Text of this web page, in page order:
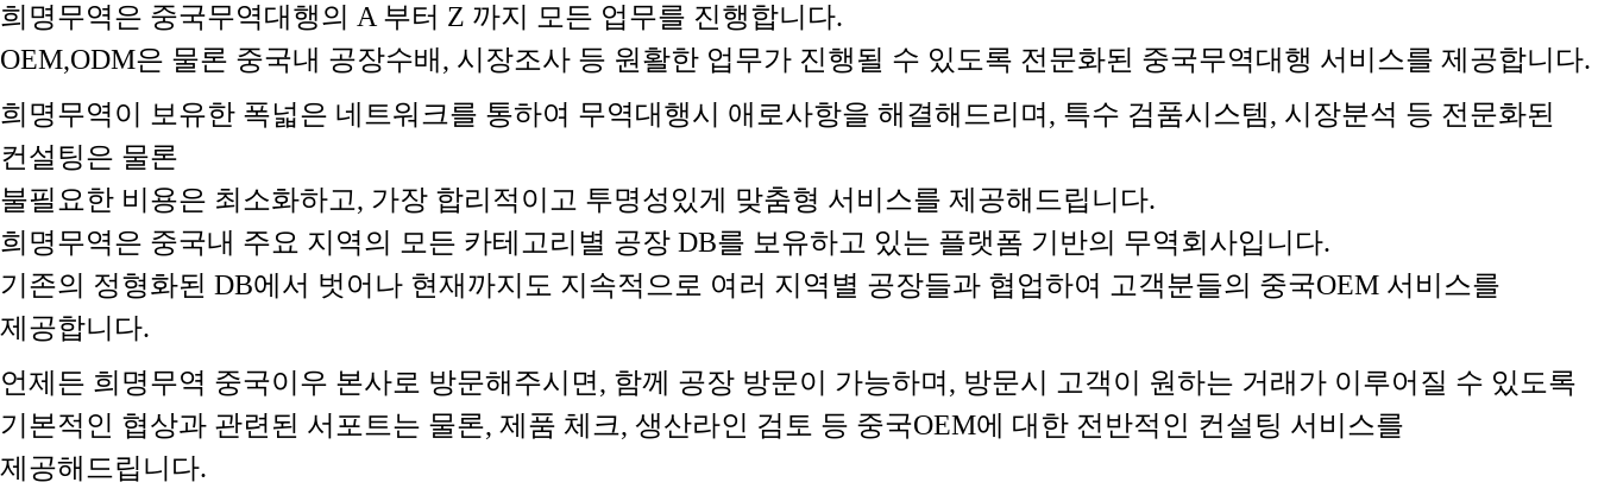
희명무역은 중국무역대행의 A 부터 Z 까지 모든 업무를 진행합니다.
OEM,ODM은 물론 중국내 공장수배, 시장조사 등 원활한 업무가 진행될 수 있도록 전문화된 중국무역대행 서비스를 제공합니다.
희명무역이 보유한 폭넓은 네트워크를 통하여 무역대행시 애로사항을 해결해드리며, 특수 검품시스템, 시장분석 등 전문화된
컨설팅은 물론
불필요한 비용은 최소화하고, 가장 합리적이고 투명성있게 맞춤형 서비스를 제공해드립니다.
희명무역은 중국내 주요 지역의 모든 카테고리별 공장 DB를 보유하고 있는 플랫폼 기반의 무역회사입니다.
기존의 정형화된 DB에서 벗어나 현재까지도 지속적으로 여러 지역별 공장들과 협업하여 고객분들의 중국OEM 서비스를
제공합니다.
언제든 희명무역 중국이우 본사로 방문해주시면, 함께 공장 방문이 가능하며, 방문시 고객이 원하는 거래가 이루어질 수 있도록
기본적인 협상과 관련된 서포트는 물론, 제품 체크, 생산라인 검토 등 중국OEM에 대한 전반적인 컨설팅 서비스를
제공해드립니다.